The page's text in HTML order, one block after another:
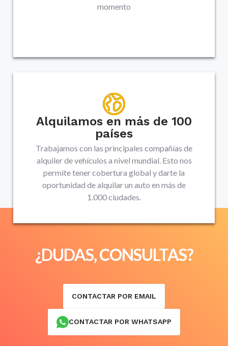
momento
Alquilamos en más de 100
países
Trabajamos con las principales compañías de
alquiler de vehículos a nivel mundial. Esto nos
permite tener cobertura global y darte la
oportunidad de alquilar un auto en más de
1.000 ciudades.
¿DUDAS, CONSULTAS?
CONTACTAR POR EMAIL
CONTACTAR POR WHATSAPP